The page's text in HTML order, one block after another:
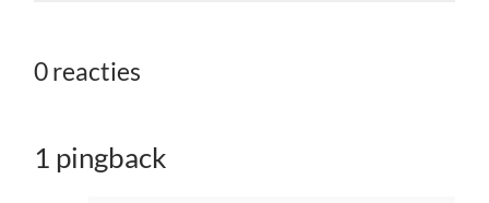
0 reacties
1 pingback